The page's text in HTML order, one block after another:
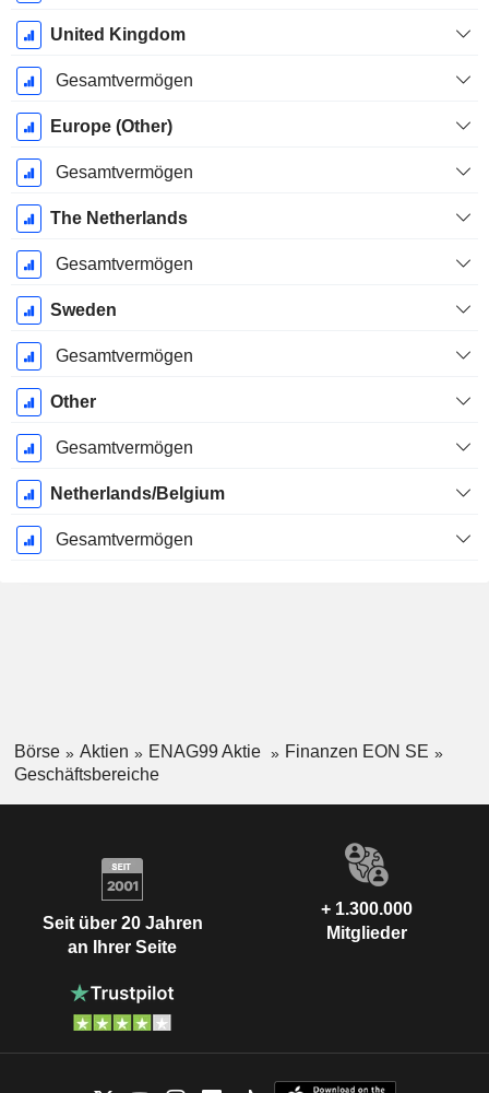
United Kingdom
Gesamtvermögen
Europe (Other)
Gesamtvermögen
The Netherlands
Gesamtvermögen
Sweden
Gesamtvermögen
Other
Gesamtvermögen
Netherlands/Belgium
Gesamtvermögen
Börse Aktien ENAG99 Aktie
Finanzen EON SE
Geschäftsbereiche
Seit über 20 Jahren
an Ihrer Seite
+ 1.300.000
Mitglieder